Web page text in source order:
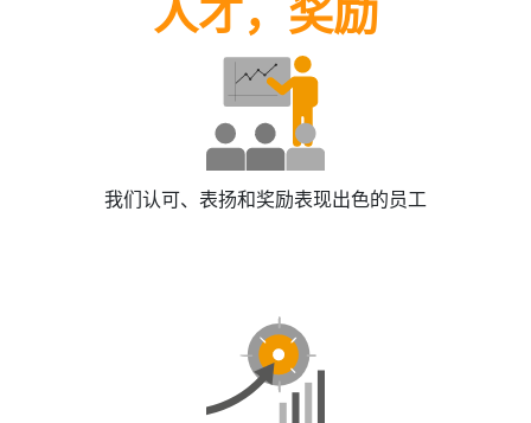
人才，奖励
我们认可、表扬和奖励表现出色的员工